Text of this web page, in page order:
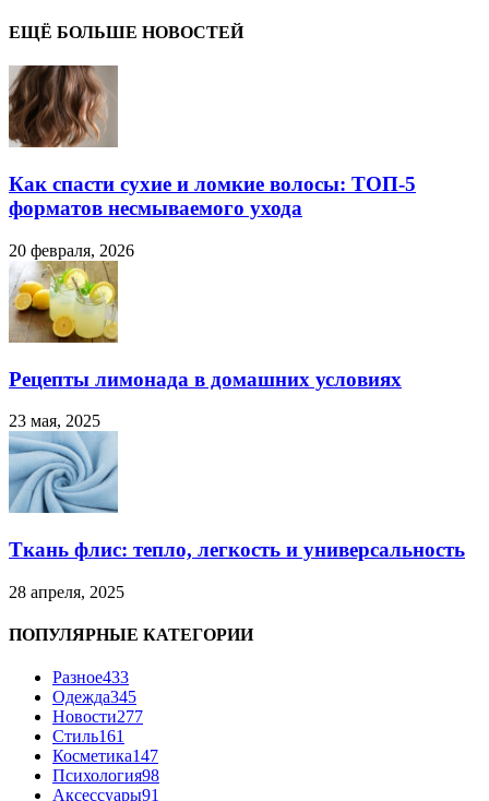
ЕЩЁ БОЛЬШЕ НОВОСТЕЙ
Как спасти сухие и ломкие волосы: ТОП-5
форматов несмываемого ухода
20 февраля, 2026
Рецепты лимонада в домашних условиях
23 мая, 2025
Ткань флис: тепло, легкость и универсальность
28 апреля, 2025
ПОПУЛЯРНЫЕ КАТЕГОРИИ
Разное433
Одежда345
Новости277
Стиль161
Косметика147
Психология98
Аксессуары91